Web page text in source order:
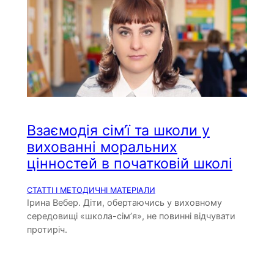
Взаємодія сім’ї та школи у
вихованні моральних
цінностей в початковій школі
СТАТТІ І МЕТОДИЧНІ МАТЕРІАЛИ
Ірина Вебер. Діти, обертаючись у виховному
середовищі «школа-сім’я», не повинні відчувати
протиріч.